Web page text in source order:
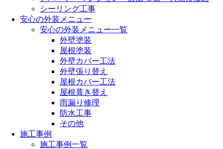
シーリング工事
安心の外装メニュー
安心の外装メニュー一覧
外壁塗装
屋根塗装
外壁カバー工法
外壁張り替え
屋根カバー工法
屋根葺き替え
雨漏り修理
防水工事
その他
施工事例
施工事例一覧